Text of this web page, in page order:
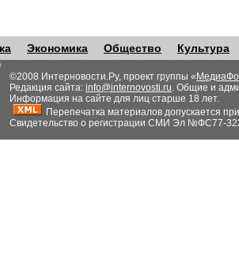
Экономика Общество Культура
©2008 Интерновости.Ру, проект группы «
Редакция сайта: info@internovosti.ru. Общие и
Информация на сайте для лиц старше 18 лет.
Перепечатка материалов допускается
Свидетельство о регистрации СМИ Эл №ФС77-